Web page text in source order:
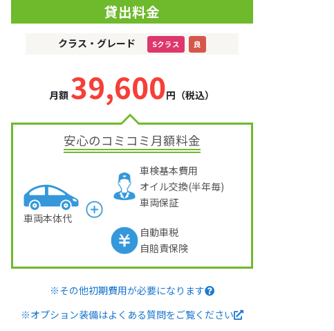
貸出料金
クラス・グレード Sクラス 良
月額 39,600円（税込）
安心のコミコミ月額料金
車両本体代
車検基本費用
オイル交換(半年毎)
車両保証
自動車税
自賠責保険
※その他初期費用が必要になります
※オプション装備はよくある質問をご覧ください